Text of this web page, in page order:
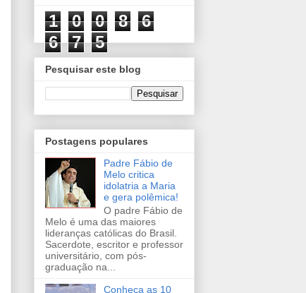
1 0 0 8
6
6
7 5
Pesquisar este blog
Postagens populares
Padre Fábio de
Melo critica
idolatria a Maria
e gera polêmica!
O padre Fábio de
Melo é uma das maiores
lideranças católicas do Brasil.
Sacerdote, escritor e professor
universitário, com pós-
graduação na...
Conheça as 10